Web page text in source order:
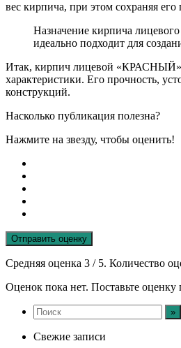
вес кирпича, при этом сохраняя
Назначение кирпича
идеально подходит для
Итак, кирпич лицевой «КРАСНЫЙ»
характеристики. Его прочность,
конструкций.
Насколько публикация полезна?
Нажмите на звезду, чтобы оценить!
Отправить оценку
Средняя оценка 3 / 5. Количество
Оценок пока нет. Поставьте оценку
Свежие записи